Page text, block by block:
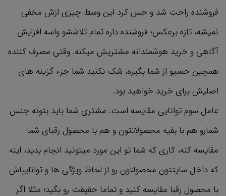
فروشنده راحت شد و حس کرد این وسط چیزی ازش مخفی
نمیشه، تازه برعکس؛ فروشنده داره تمام تلاششو واسه افزایش
آگاهی و خرید هوشمندانه مشتریش میکنه. وقتی مصرف کننده
همچین حسیو از شما بگیره، شک نکنید شما جزء گزینه های
اصلیش برای خرید خواهید بود.
عامل سوم توانایی مقایسه است. مشتری شما باید بتونه جنس
شمارو هم با بقیه محصولاتتون و هم با محصول رقبای شما
مقایسه کنه، کاری که شما تو این مورد میتونید انجام بدید، اینه
که داخل سایتتون محصولتون رو از لحاظ ویژگی ها و تواناییاش
با محصول رقبا مقایسه کنید و تماما حقیقت رو بگید؛ مثلا اگر